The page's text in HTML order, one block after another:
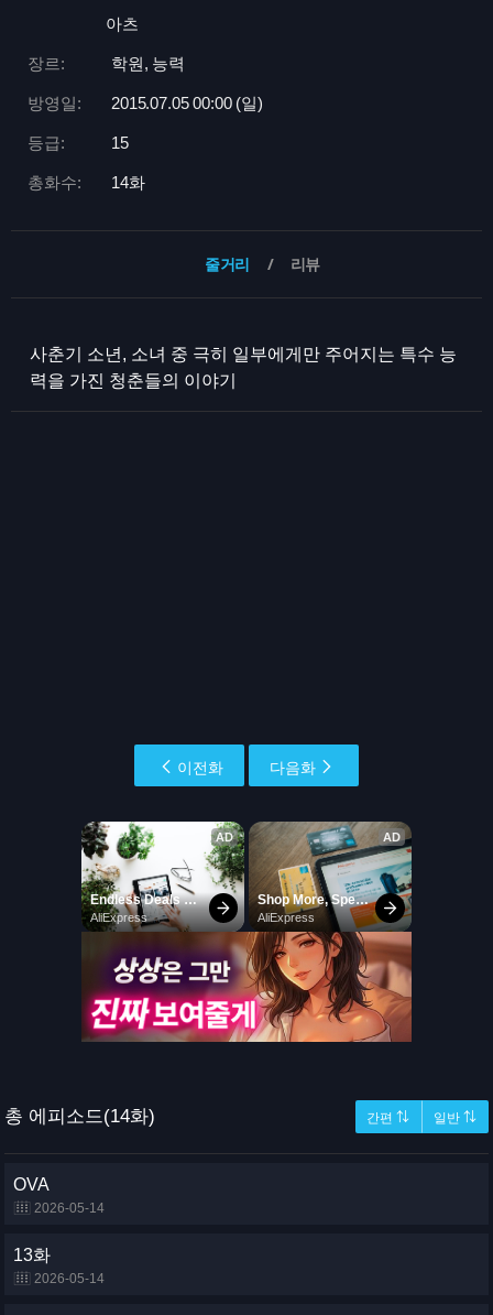
아츠
장르: 학원, 능력
방영일: 2015.07.05 00:00 (일)
등급: 15
총화수: 14화
줄거리 리뷰
사춘기 소년, 소녀 중 극히 일부에게만 주어지는 특수 능
력을 가진 청춘들의 이야기
이전화 다음화
총 에피소드(14화) 간편 ⇅ 일반 ⇅
OVA
2026-05-14
13화
2026-05-14